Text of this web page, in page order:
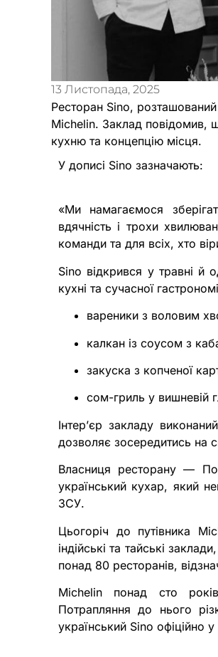
13 Листопада, 2025
Ресторан Sino, розташований
Michelin. Заклад повідомив,
кухню та концепцію місця.
У дописі Sino зазначають:
«Ми намагаємося
вдячність і трохи
команди та для всіх, хто
Sino відкрився у травні й
кухні та сучасної
вареники з воловим
калкан із соусом з
закуска з копченої
сом-гриль у вишневій
Інтер’єр закладу
дозволяє зосередитись на
Власниця ресторану —
український кухар, який
ЗСУ.
Цьогоріч до путівника
індійські та тайські
понад 80 ресторанів,
Michelin понад сто
Потрапляння до нього
український Sino офіційно